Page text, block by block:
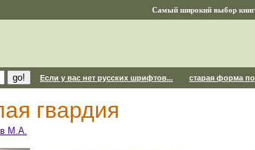
Самый широкий выбор книг
Если у вас нет русских шрифтов... старая форма
гвардия
М.А.